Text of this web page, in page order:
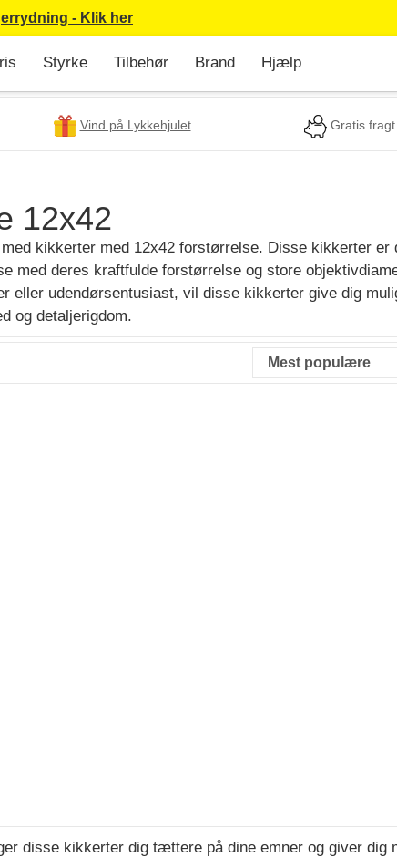
- Klik her
Styrke Tilbehør Brand Hjælp
Vind på Lykkehjulet Gratis
12x42
kikkerter med 12x42 forstørrelse. Disse kikkerter er
med deres kraftfulde forstørrelse og store
eller udendørsentusiast, vil disse kikkerter give dig
og detaljerigdom.
disse kikkerter dig tættere på dine emner og giver dig